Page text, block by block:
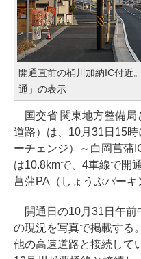
開通直前の桶川加納IC付近
通」の表示
国交省 関東地方整備局
道路）は、10月31日15
ーチェンジ）～白岡菖蒲
は10.8kmで、4車線で開
菖蒲PA（しょうぶパーキ
開通日の10月31日午前
の現況を写真で掲載する
他の高速道路と接続して